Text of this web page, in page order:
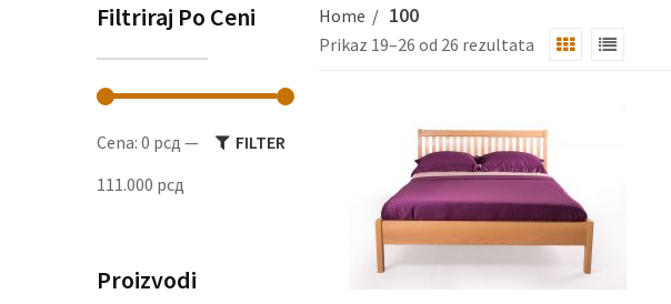
Home 100
Prikaz 19–26 od 26 rezultata
Filtriraj Po Ceni
FILTER
Cena: 0 рсд —
111.000 рсд
Proizvodi